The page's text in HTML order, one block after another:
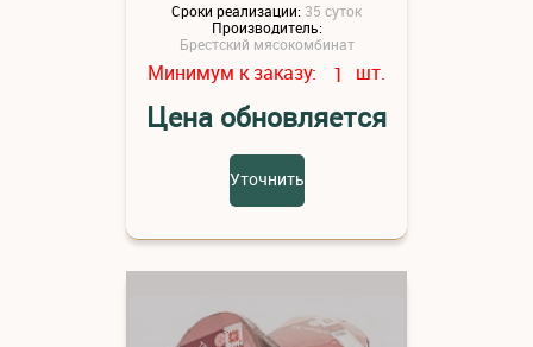
Сроки реализации: 35 суток
Производитель:
Брестский мясокомбинат
Минимум к заказу: 1 шт.
Цена обновляется
Уточнить